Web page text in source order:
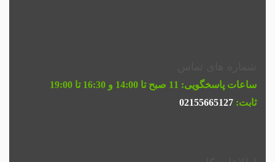
ساعات پاسخگویی:
ثابت: 02155665127